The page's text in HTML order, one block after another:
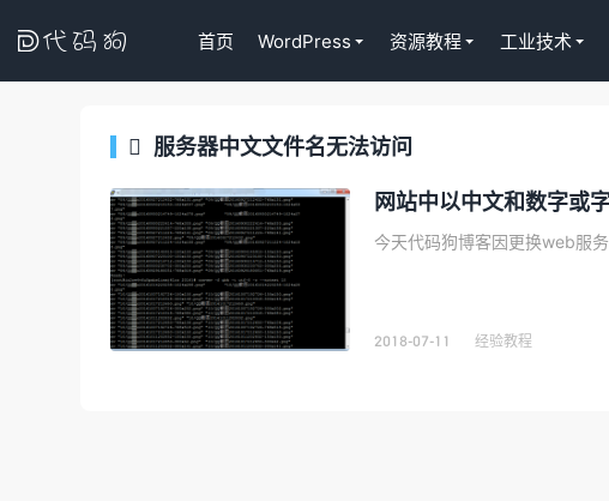
 首页 WordPress 资源教程 工业技术
 服务器中文文件名无法访问
网站中以中文和数字或
2018-07-11 经验教程
Tutor LMS插件授权
WordPress正版